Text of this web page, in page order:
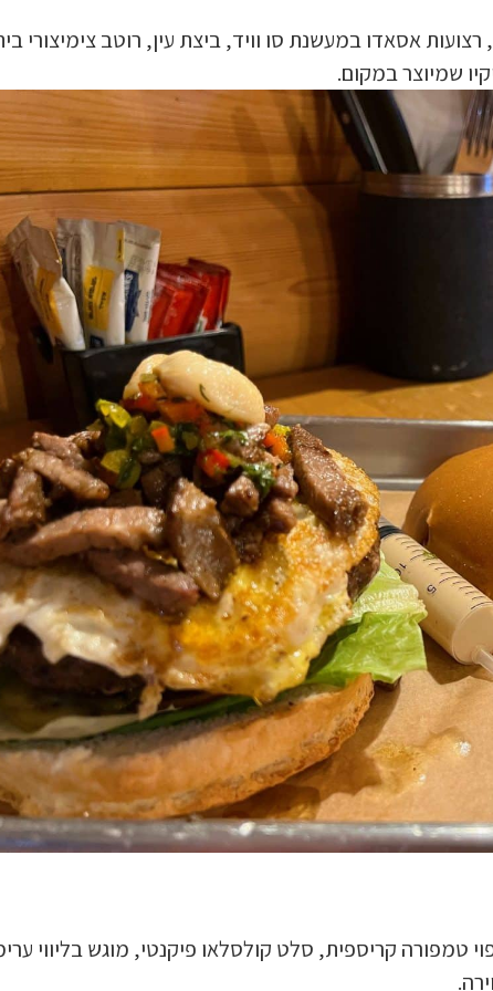
אסאדו במעשנת סו וויד, ביצת עין, רוטב צימיצורי
שמיוצר במקום.
טמפורה קריספית, סלט קולסלאו פיקנטי, מוגש בליווי